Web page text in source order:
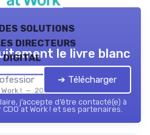
solutions
directeurs
digital
Work ! — 2026
le livre blanc
➔ Télécharger
j’accepte d’être contacté(e) à
at Work ! et ses partenaires.